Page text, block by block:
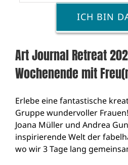
ICH BIN
Art Journal Retreat
Wochenende mit
Erlebe eine fantastische
Gruppe wundervoller
Joana Müller und Andrea
inspirierende Welt der
wo wir 3 Tage lang